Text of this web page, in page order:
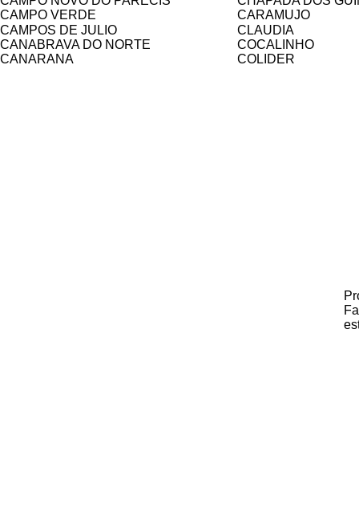
CAMPO VERDE
CARAMUJO
CAMPOS DE JULIO
CLAUDIA
CANABRAVA DO NORTE
COCALINHO
CANARANA
COLIDER